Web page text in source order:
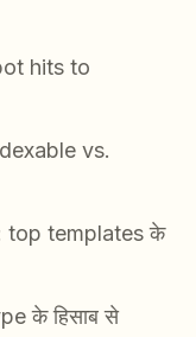
hits to
vs.
top templates के
के हिसाब से